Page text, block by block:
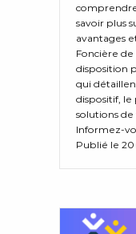
savoir plus
avantages
Foncière
disposition
qui
dispositif, le
solutions
Informez-
Publié le